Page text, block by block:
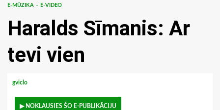
E-MŪZIKA E-VIDEO
Haralds Sīmanis: Ar
tevi vien
gviclo
▶ NOKLAUSIES ŠO E-PUBLIKĀCIJU